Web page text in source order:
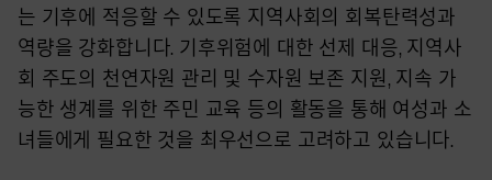
는 기후에 적응할 수 있도록 지역사회의 회복탄력성과
역량을 강화합니다. 기후위험에 대한 선제 대응, 지역사
회 주도의 천연자원 관리 및 수자원 보존 지원, 지속 가
능한 생계를 위한 주민 교육 등의 활동을 통해 여성과 소
녀들에게 필요한 것을 최우선으로 고려하고 있습니다.